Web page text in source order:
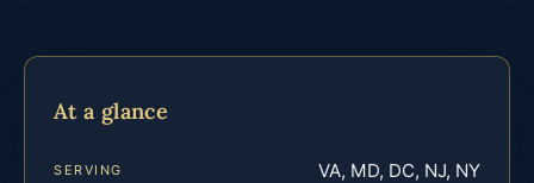
At a glance
SERVING VA, MD, DC, NJ, NY